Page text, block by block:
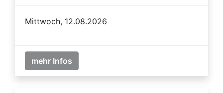
Mittwoch, 12.08.2026
mehr Infos